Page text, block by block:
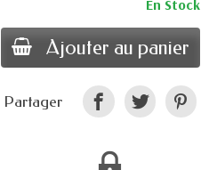
En Stock
Ajouter au panier
Partager